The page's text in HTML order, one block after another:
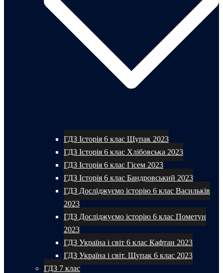
ГДЗ Історія 6 клас Щупак 2023
ГДЗ Історія 6 клас Хлібовська 2023
ГДЗ Історія 6 клас Гісем 2023
ГДЗ Історія 6 клас Бандровський 2023
ГДЗ Досліджуємо історію 6 клас Васильків
2023
ГДЗ Досліджуємо історію 6 клас Пометун
2023
ГДЗ Україна і світ 6 клас Кафтан 2023
ГДЗ Україна і світ. Щупак 6 клас 2023
ГДЗ 7 клас